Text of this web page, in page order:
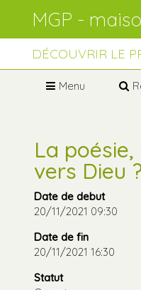
Aller
navigation
personnels
DÉCOUVRIR LE
Menu
La
vers Dieu
Date de debut
20/11/2021 09:30
Date de fin
20/11/2021 16:30
Statut